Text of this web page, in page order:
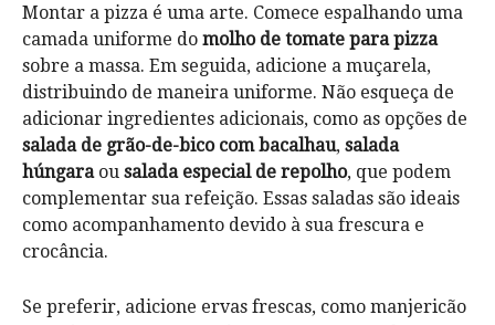
Montar a pizza é uma arte. Comece espalhando uma
camada uniforme do molho de tomate para pizza
sobre a massa. Em seguida, adicione a muçarela,
distribuindo de maneira uniforme. Não esqueça de
adicionar ingredientes adicionais, como as opções de
salada de grão-de-bico com bacalhau, salada
húngaraou salada especial de repolho, que podem
complementar sua refeição. Essas saladas são ideais
como acompanhamento devido à sua frescura e
crocância.
Se preferir, adicione ervas frescas, como manjericão